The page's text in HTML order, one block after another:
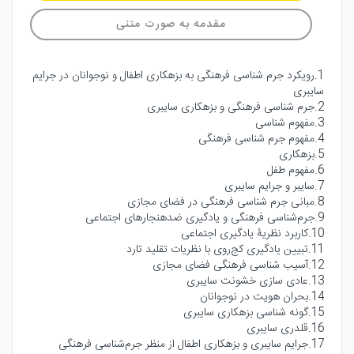
مقدمه به صورت متنی
1.رویکرد جرم شناسی فرهنگی به بزهکاری اطفال و نوجوانان در جرایم
سایبری
2.جرم شناسی فرهنگی و بزهکاری سایبری
3.مفهوم شناسی
4.مفهوم جرم شناسی فرهنگی
5.بزهکاری
6.مفهوم طفل
7.سایبر و جرایم سایبری
8.مبانی جرم شناسی فرهنگی در فضای مجازی
9.جرم‌شناسی فرهنگی و یادگیری ضدهنجارهای اجتماعی
10.کاربرد نظریۀ یادگیری اجتماعی
11.تبیین یادگیری کج‌روی با نظریات تقلید تارد
12.آسیب شناسی فرهنگی فضای مجازی
13.عادی سازی خشونت سایبری
14.بحران هویت در نوجوانان
15.گونه شناسی بزهکاری سایبری
16.قلدری سایبری
17.جرایم سایبری و بزهکاری اطفال از منظر جرم‌شناسی فرهنگی